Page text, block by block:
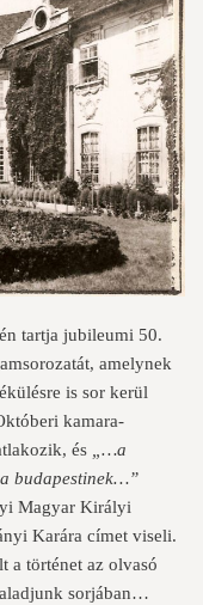
tartja jubileumi 50.
amelynek
is sor kerül
kamara-
és „…a
budapestinek…”
Magyar Királyi
Karára címet viseli.
a történet az olvasó
sorjában…